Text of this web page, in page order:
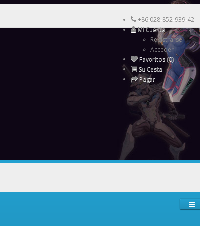
+86-028-852-939-42
Mi Cuenta
Registrarse
Acceder
Favoritos (0)
Su Cesta
Pagar